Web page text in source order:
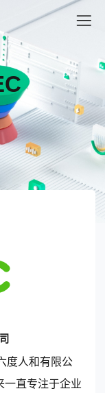
企查
度人和有限公
一直专注于企业